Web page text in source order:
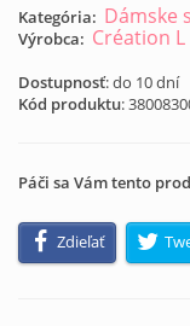
Kategória: Dámske
Výrobca: Création L
Dostupnosť: do 10 dní
Kód produktu:
Páči sa Vám tento
Zdieľať